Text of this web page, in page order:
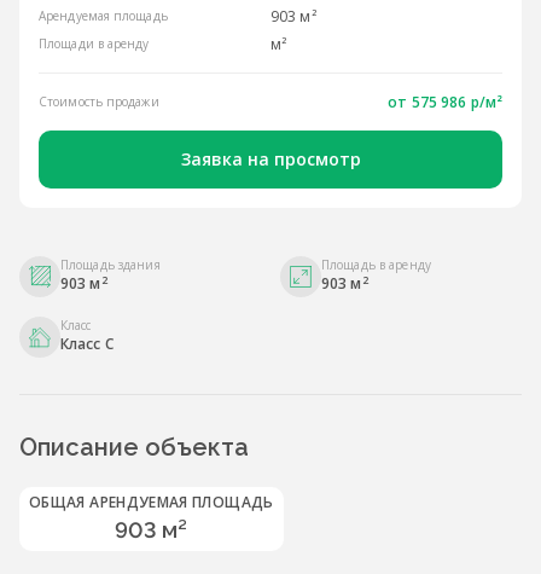
Арендуемая площадь 903 м²
Площади в аренду м²
Стоимость продажи от 575 986 р/м²
Заявка на просмотр
Площадь здания
903 м 2
Площадь в аренду
903 м 2
Класс
Класс С
Описание объекта
ОБЩАЯ АРЕНДУЕМАЯ ПЛОЩАДЬ
903 м²